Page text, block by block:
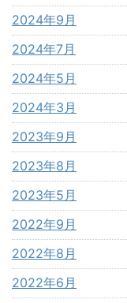
2024年9月
2024年7月
2024年5月
2024年3月
2023年9月
2023年8月
2023年5月
2022年9月
2022年8月
2022年6月